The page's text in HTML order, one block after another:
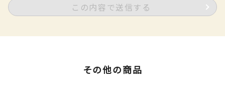
この内容で送信する
その他の商品